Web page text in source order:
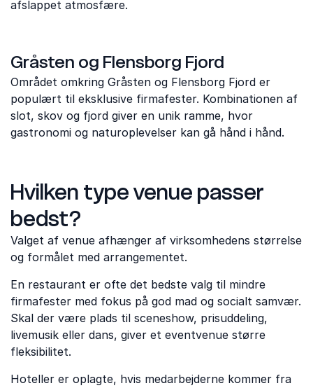
afslappet atmosfære.
Gråsten og Flensborg Fjord
Området omkring Gråsten og Flensborg Fjord er
populært til eksklusive firmafester. Kombinationen af
slot, skov og fjord giver en unik ramme, hvor
gastronomi og naturoplevelser kan gå hånd i hånd.
Hvilken type venue passer
bedst?
Valget af venue afhænger af virksomhedens størrelse
og formålet med arrangementet.
En restaurant er ofte det bedste valg til mindre
firmafester med fokus på god mad og socialt samvær.
Skal der være plads til sceneshow, prisuddeling,
livemusik eller dans, giver et eventvenue større
fleksibilitet.
Hoteller er oplagte, hvis medarbejderne kommer fra